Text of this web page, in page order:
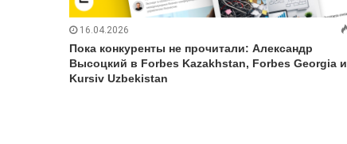
16.04.2026
Пока конкуренты не прочитали: Александр
Высоцкий в Forbes Kazakhstan, Forbes Georgia и
Kursiv Uzbekistan